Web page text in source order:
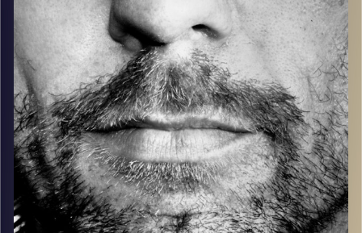
עם שמוליק רגב.
קרדיט תמונות: David Goehring